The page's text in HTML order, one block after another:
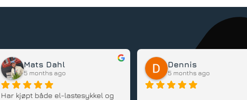
Mats Dahl
5 months ago
Har kjøpt både el-lastesykkel og
Dennis
5 months ago